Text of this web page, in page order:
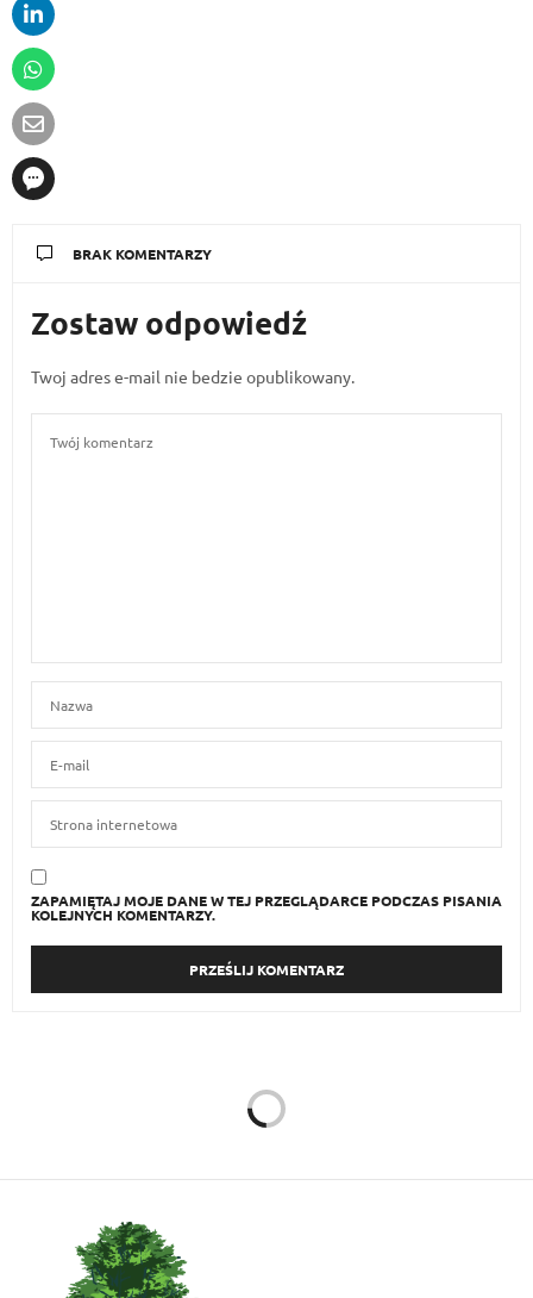
BRAK KOMENTARZY
Zostaw odpowiedź
Twoj adres e-mail nie bedzie opublikowany.
ZAPAMIĘTAJ MOJE DANE W TEJ PRZEGLĄDARCE PODCZAS PISANIA
KOLEJNYCH KOMENTARZY.
Przedsiębiorcza kobieta:
w szpilkach do celu